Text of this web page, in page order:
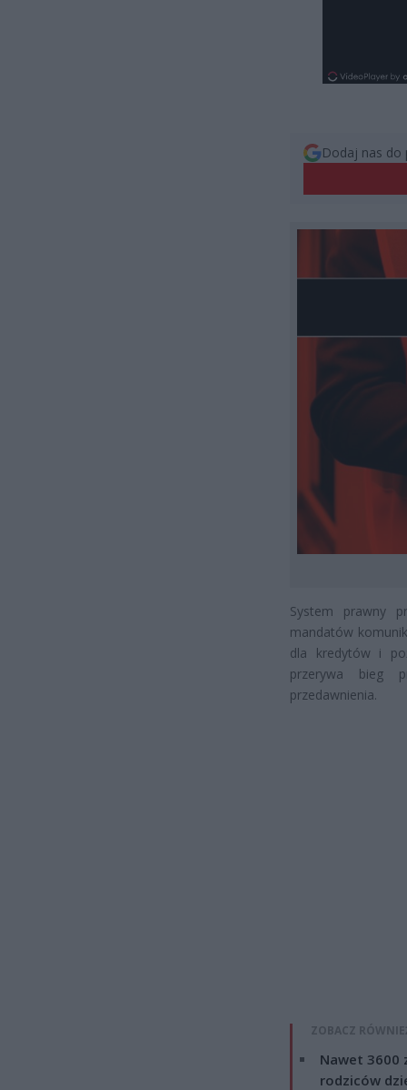
Dodaj nas do
System prawny
mandatów
dla kredytów i
przerywa bieg
przedawnienia.
ZOBACZ
Nawet 3600
rodziców